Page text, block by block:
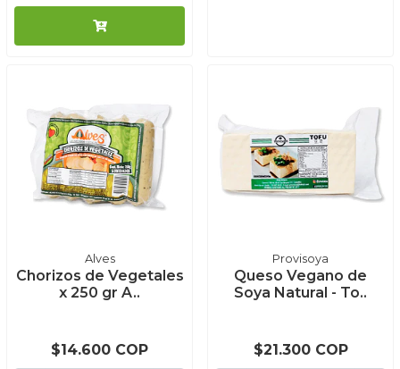
Alves
Chorizos de Vegetales
x 250 gr A..
$14.600 COP
Provisoya
Queso Vegano de
Soya Natural - To..
$21.300 COP